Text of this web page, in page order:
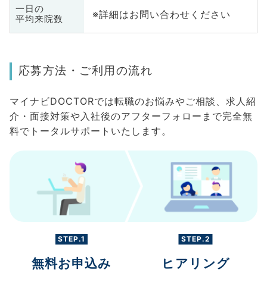
一日の
平均来院数
※詳細はお問い合わせください
応募方法・ご利用の流れ
マイナビDOCTORでは転職のお悩みやご相談、求人紹
介・面接対策や入社後のアフターフォローまで完全無
料でトータルサポートいたします。
STEP.1
無料お申込み
STEP.2
ヒアリング